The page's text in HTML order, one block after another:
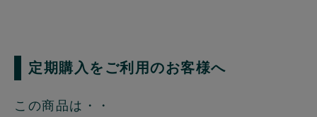
定期購入をご利用のお客様へ
この商品は・・